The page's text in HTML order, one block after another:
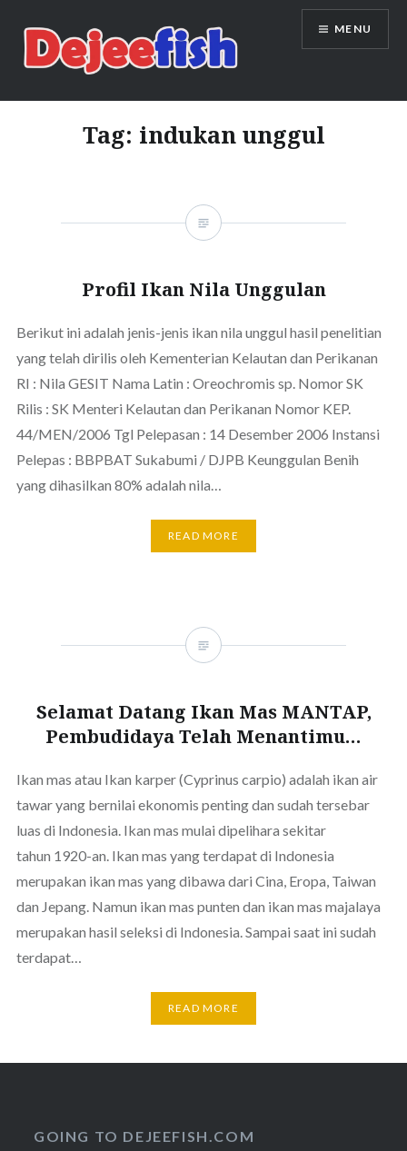
content
DEJEEFISH | PRODUSEN BENIH
IKAN BERKUALITAS INDONESIA
MENU
Tag: indukan unggul
Profil Ikan Nila Unggulan
Berikut ini adalah jenis-jenis ikan nila unggul hasil penelitian
yang telah dirilis oleh Kementerian Kelautan dan Perikanan
RI : Nila GESIT Nama Latin : Oreochromis sp. Nomor SK
Rilis : SK Menteri Kelautan dan Perikanan Nomor KEP.
44/MEN/2006 Tgl Pelepasan : 14 Desember 2006 Instansi
Pelepas : BBPBAT Sukabumi / DJPB Keunggulan Benih
yang dihasilkan 80% adalah nila…
READ MORE
Selamat Datang Ikan Mas MANTAP,
Pembudidaya Telah Menantimu…
Ikan mas atau Ikan karper (Cyprinus carpio) adalah ikan air
tawar yang bernilai ekonomis penting dan sudah tersebar
luas di Indonesia. Ikan mas mulai dipelihara sekitar
tahun 1920-an. Ikan mas yang terdapat di Indonesia
merupakan ikan mas yang dibawa dari Cina, Eropa, Taiwan
dan Jepang. Namun ikan mas punten dan ikan mas majalaya
merupakan hasil seleksi di Indonesia. Sampai saat ini sudah
terdapat…
READ MORE
GOING TO DEJEEFISH.COM